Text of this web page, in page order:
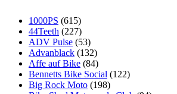
1000PS (615)
44Teeth (227)
ADV Pulse (53)
Advanblack (132)
Affe auf Bike (84)
Bennetts Bike Social (122)
Big Rock Moto (198)